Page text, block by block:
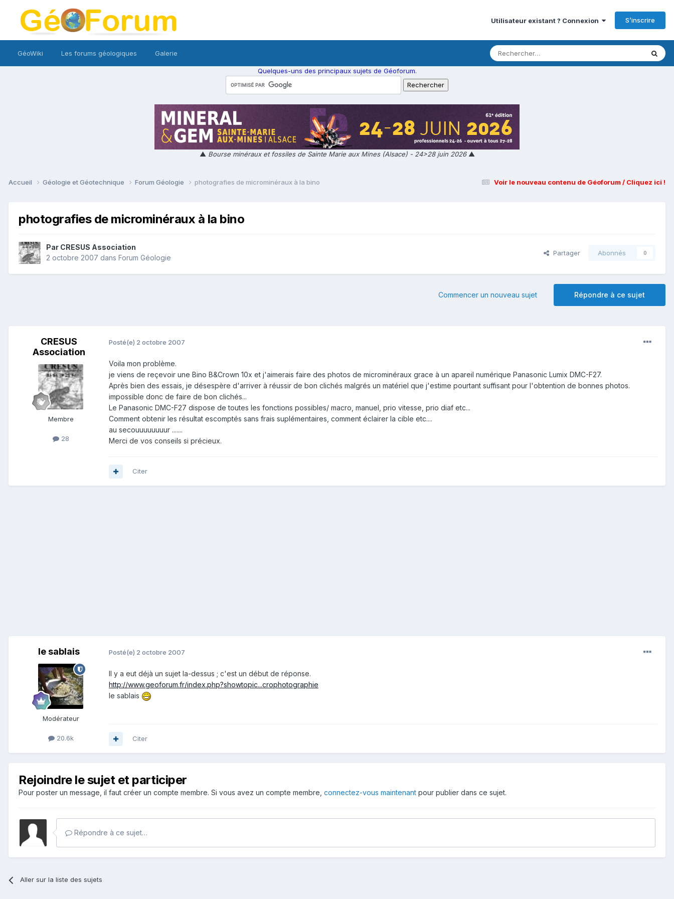
Utilisateur existant ? Connexion S’inscrire
GéoWiki Les forums géologiques Galerie
Quelques-uns des principaux sujets de Géoforum.
▲ Bourse minéraux et fossiles de Sainte Marie aux Mines (Alsace) - 24>28 juin 2026▲
Voir le nouveau contenu de Géoforum / Cliquez ici !
Accueil Géologie et Géotechnique Forum Géologie photografies de microminéraux à la bino
photografies de microminéraux à la bino
Par CRESUS Association
2 octobre 2007 dans Forum Géologie
Partager Abonnés 0
Répondre à ce sujet
Commencer un nouveau sujet
CRESUS
Association
Membre
28
Posté(e) 2 octobre 2007
Voila mon problème.
je viens de reçevoir une Bino B&Crown 10x et j'aimerais faire des photos de microminéraux grace à un apareil numérique Panasonic Lumix DMC-F27.
Après bien des essais, je désespère d'arriver à réussir de bon clichés malgrés un matériel que j'estime pourtant suffisant pour l'obtention de bonnes photos.
impossible donc de faire de bon clichés...
Le Panasonic DMC-F27 dispose de toutes les fonctions possibles/ macro, manuel, prio vitesse, prio diaf etc...
Comment obtenir les résultat escomptés sans frais suplémentaires, comment éclairer la cible etc....
au secouuuuuuuur .......
Merci de vos conseils si précieux.
Citer
le sablais
Modérateur
20.6k
Posté(e) 2 octobre 2007
Il y a eut déjà un sujet la-dessus ; c'est un début de réponse.
http://www.geoforum.fr/index.php?showtopic...crophotographie
le sablais
Citer
Rejoindre le sujet et participer
Pour poster un message, il faut créer un compte membre. Si vous avez un compte membre, connectez-vous maintenant pour publier dans ce sujet.
Répondre à ce sujet…
Aller sur la liste des sujets